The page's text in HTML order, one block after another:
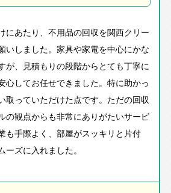
にあたり、不用品の回収を関西クリー
いしました。家具や家電を中心にかな
が、見積もりの段階からとても丁寧に
心してお任せできました。特に助かっ
取っていただけた点です。ただの回収
の観点からも非常にありがたいサービ
も手際よく、部屋がスッキリと片付
ズに入れました。